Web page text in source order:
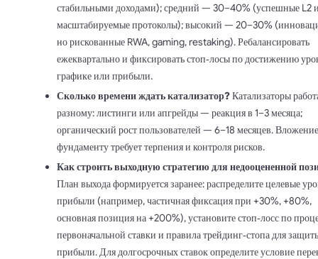
стабильными доходами); средний — 30–40% (успешные L2
масштабируемые протоколы); высокий — 20–30%
но рискованные RWA, gaming, restaking). Ребалансировать
ежеквартально и фиксировать стоп‑лосы по достижению
графике или прибыли.
Сколько времени ждать катализатор?Катализаторы
разному: листинги или апгрейды — реакция в 1–3 месяца;
органический рост пользователей — 6–18 месяцев.
фундаменту требует терпения и контроля рисков.
Как строить выходную стратегию для недооцененной
План выхода формируется заранее: распределите целевые
прибыли (например, частичная фиксация при +30%, +80%,
основная позиция на +200%), установите стоп‑лосс по
первоначальной ставки и правила трейдинг‑стопа для
прибыли. Для долгосрочных ставок определите условие